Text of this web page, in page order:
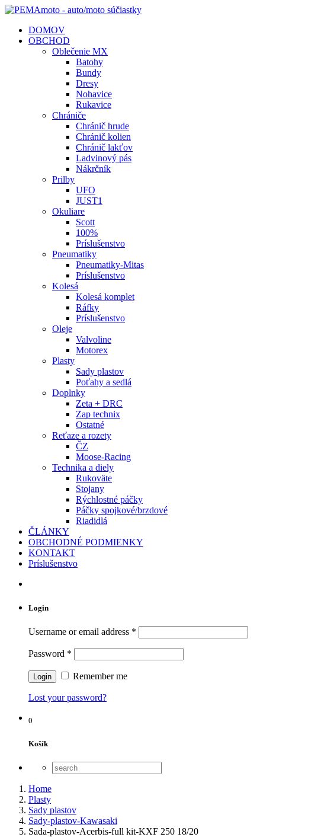
DOMOV
OBCHOD
Oblečenie MX
Batohy
Bundy
Dresy
Nohavice
Rukavice
Chrániče
Chránič hrude
Chránič kolien
Chránič lakťov
Ladvinový pás
Nákrčník
Prilby
UFO
JUST1
Okuliare
Scott
100%
Príslušenstvo
Pneumatiky
Pneumatiky-Mitas
Príslušenstvo
Kolesá
Kolesá komplet
Ráfky
Príslušenstvo
Oleje
Valvoline
Motorex
Plasty
Sady plastov
Poťahy a sedlá
Doplnky
Zeta + DRC
Zap technix
Ostatné
Reťaze a rozety
ČZ
Moose-Racing
Technika a diely
Rukoväte
Stojany
Rýchlostné páčky
Páčky spojkové/brzdové
Riadidlá
ČLÁNKY
OBCHODNÉ PODMIENKY
KONTAKT
Príslušenstvo
Login
Username or email address *
Password *
Remember me
Lost your password?
0
Košík
Home
Plasty
Sady plastov
Sady-plastov-Kawasaki
Sada-plastov-Acerbis-full kit-KXF 250 18/20